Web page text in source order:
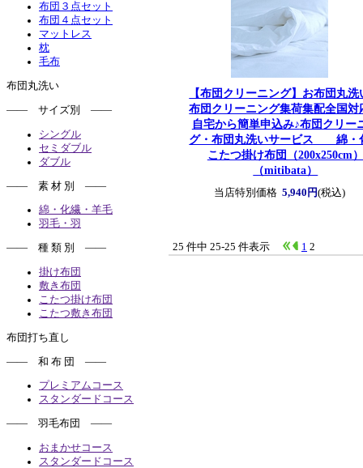
布団３点セット
布団４点セット
マットレス
枕
毛布
布団丸洗い
―― サイズ別 ――
シングル
セミダブル
ダブル
―― 素 材 別 ――
綿・化繊・羊毛
羽毛・羽
―― 種 類 別 ――
掛け布団
敷き布団
こたつ掛け布団
こたつ敷き布団
布団打ち直し
―― 和 布 団 ――
プレミアムコース
スタンダードコース
―― 羽毛布団 ――
おまかせコース
スタンダードコース
【布団クリーニング】お布団丸洗
布団クリーニング集荷集配全国対
自宅から簡単申込み♪布団クリー
グ・布団丸洗いサービス 綿・
こたつ掛け布団（200x250cm）
（mitibata）
当店特別価格 5,940円(税込)
25 件中 25-25 件表示 1 2